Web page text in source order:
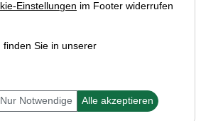
Einstellungen im Footer widerrufen
Sie in unserer
Nur Notwendige Alle akzeptieren